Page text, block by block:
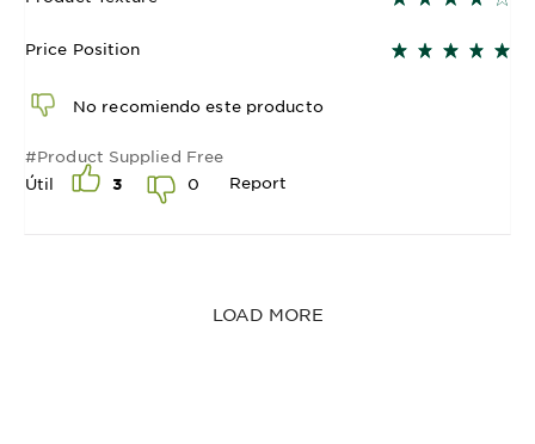
Price Position
No recomiendo este producto
#Product Supplied Free
Útil
3 0 Report
LOAD MORE